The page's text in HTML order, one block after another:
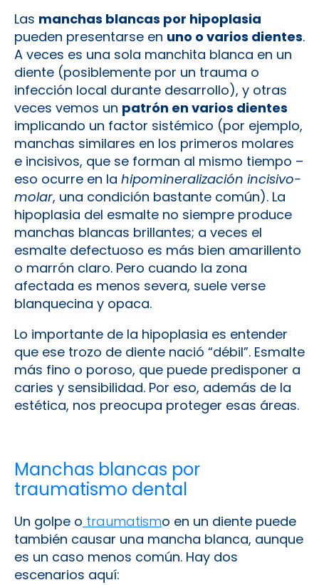
Las manchas blancas por hipoplasia
pueden presentarse en uno o varios dientes.
A veces es una sola manchita blanca en un
diente (posiblemente por un trauma o
infección local durante desarrollo), y otras
veces vemos un patrón en varios dientes
implicando un factor sistémico (por ejemplo,
manchas similares en los primeros molares
e incisivos, que se forman al mismo tiempo –
eso ocurre en la hipomineralización incisivo-
molar, una condición bastante común). La
hipoplasia del esmalte no siempre produce
manchas blancas brillantes; a veces el
esmalte defectuoso es más bien amarillento
o marrón claro. Pero cuando la zona
afectada es menos severa, suele verse
blanquecina y opaca.
Lo importante de la hipoplasia es entender
que ese trozo de diente nació “débil”. Esmalte
más fino o poroso, que puede predisponer a
caries y sensibilidad. Por eso, además de la
estética, nos preocupa proteger esas áreas.
Manchas blancas por
traumatismo dental
Un golpe o traumatismo en un diente puede
también causar una mancha blanca, aunque
es un caso menos común. Hay dos
escenarios aquí: